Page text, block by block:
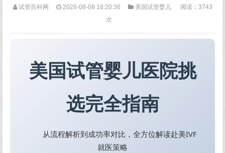
试管百科网 2026-08-08 18:20:36 美国试管婴儿
阅读：3743
次
美国试管婴儿医院挑
选完全指南
从流程解析到成功率对比，全方位解读赴美IVF
就医策略